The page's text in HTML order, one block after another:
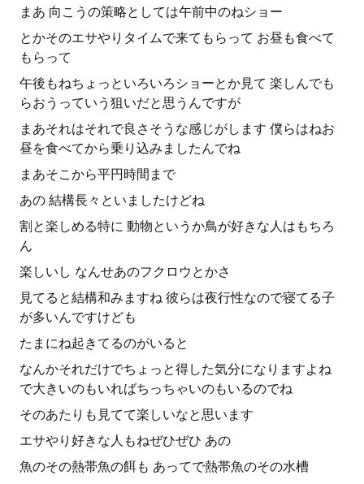
まあ 向こうの策略としては午前中のねショー
とかそのエサやりタイムで来てもらって お昼も食べて
もらって
午後もねちょっといろいろショーとか見て 楽しんでも
らおうっていう狙いだと思うんですが
まあそれはそれで良さそうな感じがします 僕らはねお
昼を食べてから乗り込みましたんでね
まあそこから平円時間まで
あの 結構長々といましたけどね
割と楽しめる特に 動物というか鳥が好きな人はもちろ
ん
楽しいし なんせあのフクロウとかさ
見てると結構和みますね 彼らは夜行性なので寝てる子
が多いんですけども
たまにね起きてるのがいると
なんかそれだけでちょっと得した気分になりますよね
で大きいのもいればちっちゃいのもいるのでね
そのあたりも見てて楽しいなと思います
エサやり好きな人もねぜひぜひ あの
魚のその熱帯魚の餌も あってで熱帯魚のその水槽